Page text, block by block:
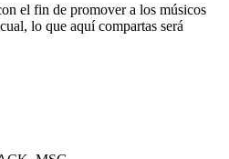
el fin de promover a los músicos
lo que aquí compartas será